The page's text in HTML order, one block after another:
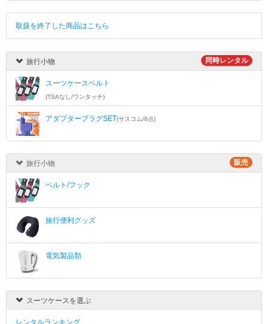
取扱を終了した商品はこちら
旅行小物 同時レンタル
スーツケースベルト
(TSAなし/ワンタッチ)
アダプタープラグSET(サスコム/6点)
旅行小物 販売
ベルト/フック
旅行便利グッズ
電気製品類
スーツケースを選ぶ
レンタルランキング